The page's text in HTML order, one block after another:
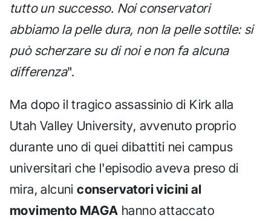
tutto un successo. Noi conservatori
abbiamo la pelle dura, non la pelle sottile: si
può scherzare su di noi e non fa alcuna
differenza".
Ma dopo il tragico assassinio di Kirk alla
Utah Valley University, avvenuto proprio
durante uno di quei dibattiti nei campus
universitari che l'episodio aveva preso di
mira, alcuniconservatori vicini al
movimento MAGA hanno attaccato